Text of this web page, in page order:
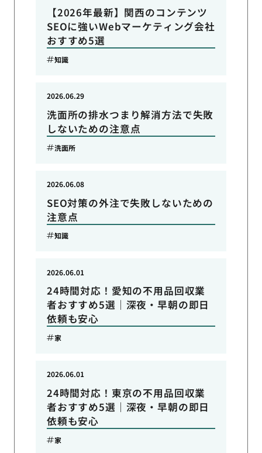
【2026年最新】関西のコンテンツ
SEOに強いWebマーケティング会社
おすすめ5選
知識
洗面所の排水つまり解消方法で失敗
しないための注意点
2026.06.29
洗面所
SEO対策の外注で失敗しないための
注意点
2026.06.08
知識
24時間対応！愛知の不用品回収業
者おすすめ5選｜深夜・早朝の即日
依頼も安心
2026.06.01
家
24時間対応！東京の不用品回収業
者おすすめ5選｜深夜・早朝の即日
依頼も安心
2026.06.01
家